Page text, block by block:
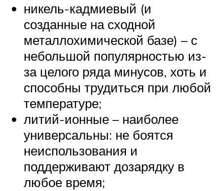
никель-кадмиевый (и
созданные на сходной
металлохимической базе) – с
небольшой популярностью из-
за целого ряда минусов, хоть и
способны трудиться при любой
температуре;
литий-ионные – наиболее
универсальны: не боятся
неиспользования и
поддерживают дозарядку в
любое время;